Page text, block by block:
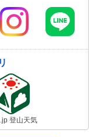
登山天気